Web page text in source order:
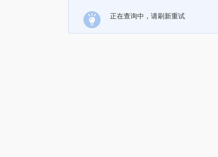
正在查询中，请刷新重试